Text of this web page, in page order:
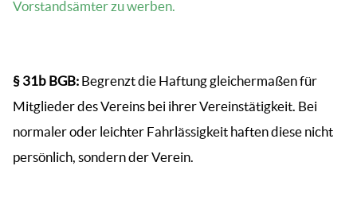
Vorstandsämter zu werben.
§ 31b BGB: Begrenzt die Haftung gleichermaßen für
Mitglieder des Vereins bei ihrer Vereinstätigkeit. Bei
normaler oder leichter Fahrlässigkeit haften diese nicht
persönlich, sondern der Verein.